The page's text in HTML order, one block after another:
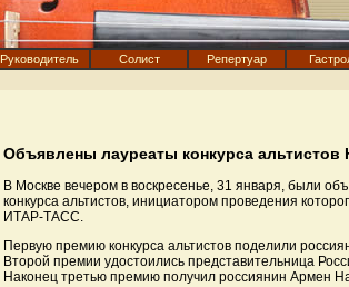
Руководитель Солист Репертуар
Объявлены лауреаты конкурса
В Москве вечером в воскресенье, 31 января, были
конкурса альтистов, инициатором проведения
ИТАР-ТАСС.
Первую премию конкурса альтистов поделили
Второй премии удостоились представительница
Наконец третью премию получил россиянин Армен